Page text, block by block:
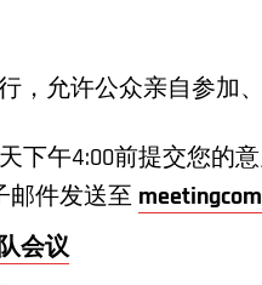
，允许公众亲自参加
下午4:00前提交您的
邮件发送至
会议